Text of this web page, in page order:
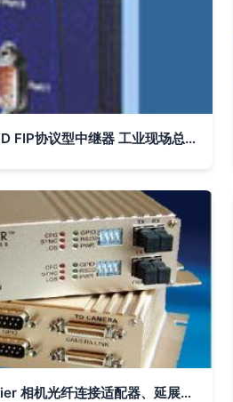
Hirschmann OZD FIP协议型中继器 工业现场总线长距离稳定传输的关键设备
专业供应 Phrontier 相机光纤连接适配器、延展器与电气中继器解决方案